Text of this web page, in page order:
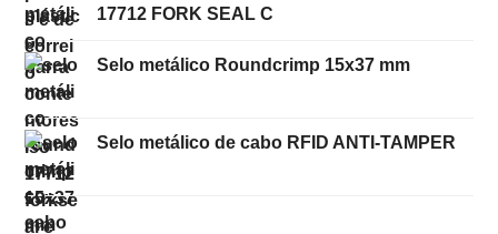
17712 FORK SEAL C
Selo metálico Roundcrimp 15x37 mm
Selo metálico de cabo RFID ANTI-TAMPER